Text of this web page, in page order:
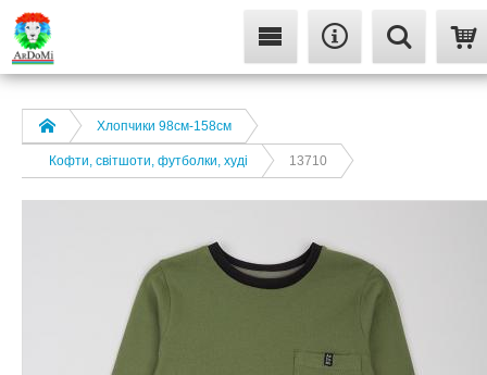
Хлопчики 98см-158см
Кофти, світшоти, футболки, худі 13710